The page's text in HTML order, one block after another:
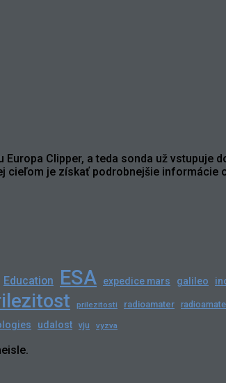
Clipper, a teda sonda už
cieľom je získať podrobnejšie
Education ESA expedice mars galileo
prilezitosti radioamater
udalost vju vyzva